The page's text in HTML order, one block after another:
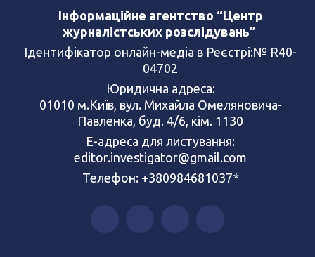
Інформаційне агентство “Центр
журналістських розслідувань”
Ідентифікатор онлайн-медіа в Реєстрі:№ R40-
04702
Юридична адреса:
01010 м.Київ, вул. Михайла Омеляновича-
Павленка, буд. 4/6, кім. 1130
Е-адреса для листування:
editor.investigator@gmail.com
Телефон: +380984681037*